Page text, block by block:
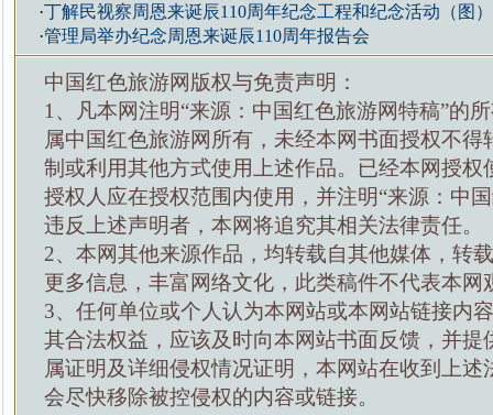
·丁解民视察周恩来诞辰110周年纪念工程和纪念活动（图）
·管理局举办纪念周恩来诞辰110周年报告会
中国红色旅游网版权与免责声明：
1、凡本网注明“来源：中国红色旅游网特稿”的
属中国红色旅游网所有，未经本网书面授权不得
制或利用其他方式使用上述作品。已经本网授权
授权人应在授权范围内使用，并注明“来源：中
违反上述声明者，本网将追究其相关法律责任。
2、本网其他来源作品，均转载自其他媒体，转
更多信息，丰富网络文化，此类稿件不代表本网
3、任何单位或个人认为本网站或本网站链接内
其合法权益，应该及时向本网站书面反馈，并提
属证明及详细侵权情况证明，本网站在收到上述
会尽快移除被控侵权的内容或链接。